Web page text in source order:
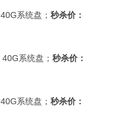
40G系统盘； 秒杀价：
40G系统盘； 秒杀价：
40G系统盘； 秒杀价：